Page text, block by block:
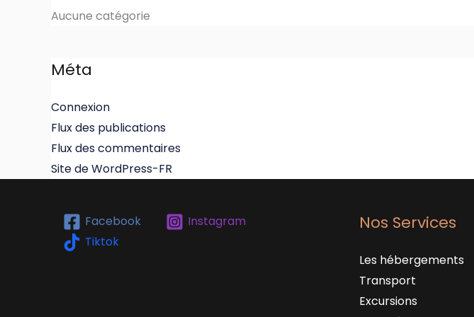
Aucune catégorie
Méta
Connexion
Flux des publications
Flux des commentaires
Site de WordPress-FR
Facebook
Instagram
Tiktok
Nos Services
Les hébergements
Transport
Excursions